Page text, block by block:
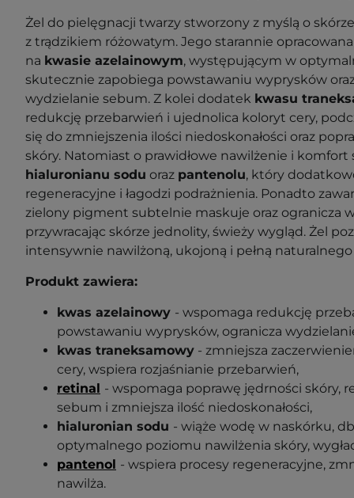
Żel do pielęgnacji twarzy stworzony z myślą o
z trądzikiem różowatym. Jego starannie opracowana
na kwasie azelainowym, występującym w
skutecznie zapobiega powstawaniu wyprysków
wydzielanie sebum. Z kolei dodatek kwasu
redukcję przebarwień i ujednolica koloryt cery,
się do zmniejszenia ilości niedoskonałości oraz
skóry. Natomiast o prawidłowe nawilżenie i komfort
hialuronianu sodu oraz pantenolu, który
regeneracyjne i łagodzi podrażnienia. Ponadto
zielony pigment subtelnie maskuje oraz ogranicza
przywracając skórze jednolity, świeży wygląd. Żel
intensywnie nawilżoną, ukojoną i pełną
Produkt zawiera:
kwas azelainowy - wspomaga redukcję
powstawaniu wyprysków, ogranicza
kwas traneksamowy - zmniejsza
cery, wspiera rozjaśnianie przebarwień,
retinal - wspomaga poprawę jędrności skóry,
sebum i zmniejsza ilość niedoskonałości,
hialuronian sodu - wiąże wodę w naskórku,
optymalnego poziomu nawilżenia skóry,
pantenol - wspiera procesy regeneracyjne,
nawilża.